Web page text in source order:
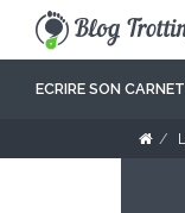
ECRIRE SON